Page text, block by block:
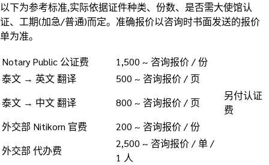
以下为参考标准,实际依据证件种类、份数、是否需大使馆认
证、工期(加急/普通)而定。准确报价以咨询时书面发送的报价
单为准。
Notary Public 公证费
1,500 ~ 咨询报价 / 份
泰文 → 英文 翻译
500 ~ 咨询报价 / 页
泰文 → 中文 翻译
800 ~ 咨询报价 / 页
另付认证
费
外交部 Nitikorn 官费
200 ~ 咨询报价 / 份
外交部 代办费
2,500 ~ 咨询报价 / 单 /
1 人